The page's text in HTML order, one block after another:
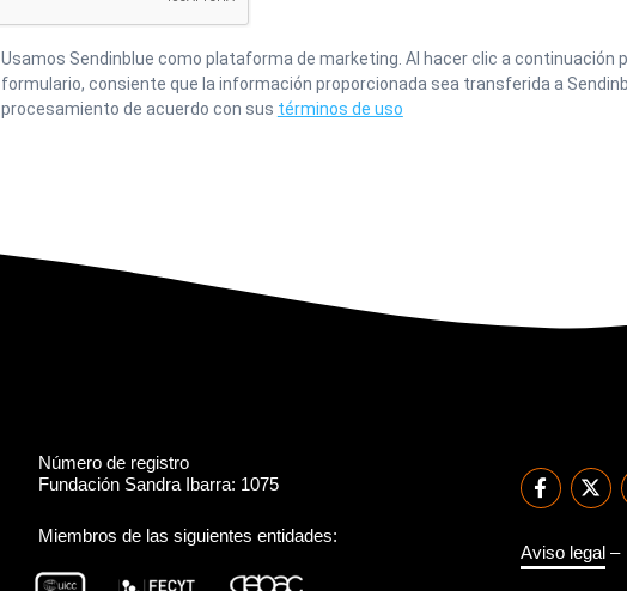
Usamos Sendinblue como plataforma de marketing. Al hacer clic a continuación
formulario, consiente que la información proporcionada sea transferida a
procesamiento de acuerdo con sus términos de uso
Número de registro
Fundación Sandra Ibarra: 1075
Miembros de las siguientes entidades:
Aviso legal–